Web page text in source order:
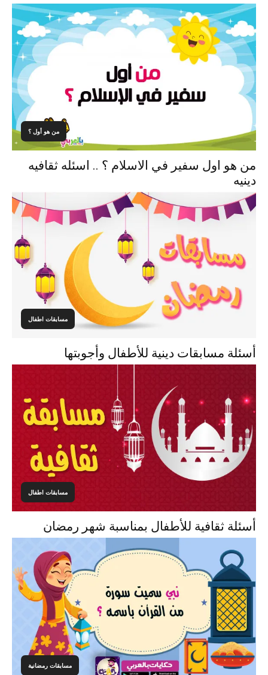
من هو أول ؟
من هو اول سفير في الاسلام ؟ .. اسئله ثقافيه
دينيه
مسابقات اطفال
أسئلة مسابقات دينية للأطفال وأجوبتها
مسابقات اطفال
أسئلة ثقافية للأطفال بمناسبة شهر رمضان
مسابقات رمضانية